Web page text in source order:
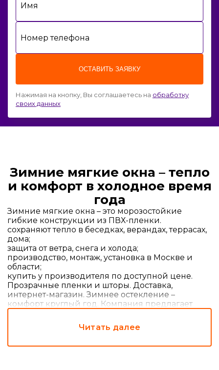
Имя
Номер телефона
ОСТАВИТЬ ЗАЯВКУ
Нажимая на кнопку, Вы соглашаетесь на обработку
своих данных
Зимние мягкие окна – тепло
и комфорт в холодное время
года
Зимние мягкие окна – это морозостойкие
гибкие конструкции из ПВХ-пленки.
сохраняют тепло в беседках, верандах, террасах,
дома;
защита от ветра, снега и холода;
производство, монтаж, установка в Москве и
области;
купить у производителя по доступной цене.
Прозрачные пленки и шторы. Доставка,
интернет-магазин. Зимнее остекление –
комфорт круглый год. Компания предлагает
гибкие окна для зимы.
Читать далее